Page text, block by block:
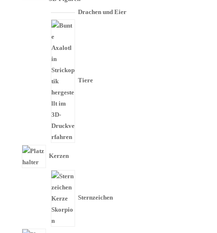
Drachen und Eier
Tiere
Kerzen
Sternzeichen